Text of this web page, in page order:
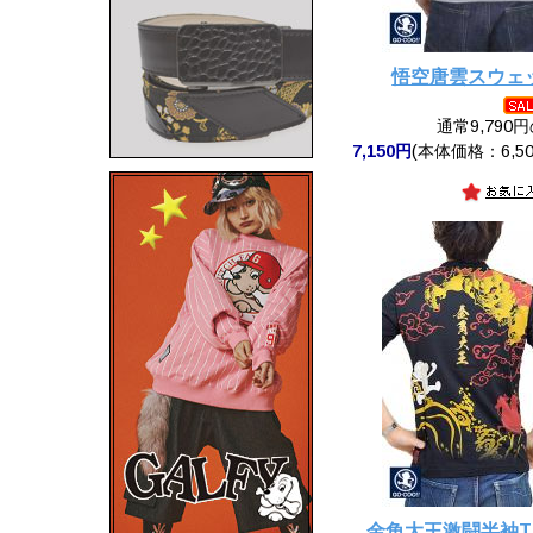
悟空唐雲スウ
通常9,790円
7,150円(本体価格：